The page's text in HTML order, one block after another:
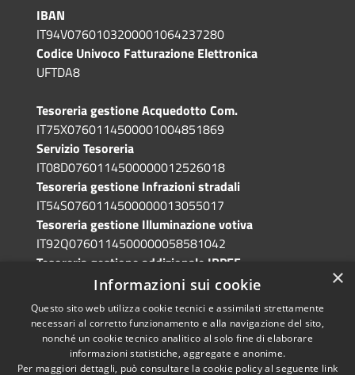
IBAN
IT94V0760103200001064237280
Codice Univoco Fatturazione Elettronica
UFTDA8
Tesoreria gestione Acquedotto Com.
IT75X0760114500001004851869
Servizio Tesoreria
IT08D0760114500000012526018
Tesoreria gestione Infrazioni stradali
IT54S0760114500000013055017
Tesoreria gestione Illuminazione votiva
IT92Q0760114500000058581042
Tesoreria gestione addizionale IRPEF
IT71A0760114500000086341765
Copyright © 2026 • Comune di
×
Informazioni sui cookie
Questo sito web utilizza cookie tecnici e assimilati strettamente
necessari al corretto funzionamento e alla navigazione del sito,
nonché un cookie tecnico analitico al solo fine di elaborare
informazioni statistiche, aggregate e anonime.
Per maggiori dettagli, può consultare la cookie policy al seguente link